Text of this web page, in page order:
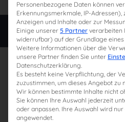
31. Juli 2024
Personenbezogene Daten können
Erkennungsmerkmale, IP-Adressen),
Anzeigen und Inhalte oder zur
Einige unserer 5 Partner verarbeiten
widerrufbar) auf der Grundlage eines
Weitere Informationen über die
unsere Partner finden Sie unter
Datenschutzerklärung.
Es besteht keine Verpflichtung, der
zuzustimmen, um dieses Angebot zu
Wir können bestimmte Inhalte nicht
Sie können Ihre Auswahl jederzeit
oder anpassen. Ihre Auswahl wird
angewendet.